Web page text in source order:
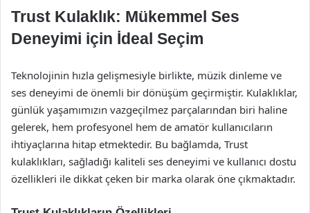
Trust Kulaklık: Mükemmel Ses
Deneyimi için İdeal Seçim
Teknolojinin hızla gelişmesiyle birlikte, müzik dinleme ve
ses deneyimi de önemli bir dönüşüm geçirmiştir. Kulaklıklar,
günlük yaşamımızın vazgeçilmez parçalarından biri haline
gelerek, hem profesyonel hem de amatör kullanıcıların
ihtiyaçlarına hitap etmektedir. Bu bağlamda, Trust
kulaklıkları, sağladığı kaliteli ses deneyimi ve kullanıcı dostu
özellikleri ile dikkat çeken bir marka olarak öne çıkmaktadır.